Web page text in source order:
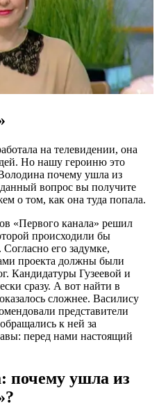
на телевидении, она
Но нашу героиню это
почему ушла из
вопрос вы получите
о том, как она туда попала.
«Первого канала» решил
происходили бы
его задумке,
проекта должны были
Кандидатуры Гузеевой и
сразу. А вот найти в
сложнее. Василису
представители
к ней за
перед нами настоящий
почему ушла из